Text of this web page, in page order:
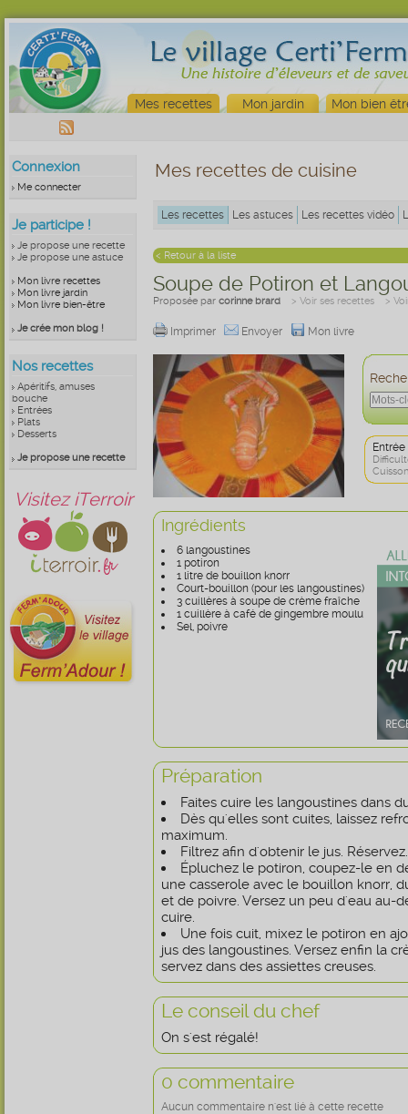
Mes recettes Mon jardin Mon bien
Connexion
Me connecter
Je participe !
Je propose une recette
Je propose une astuce
Mon livre recettes
Mon livre jardin
Mon livre bien-être
Je crée mon blog !
Nos recettes
Apéritifs, amuses
bouche
Entrées
Plats
Desserts
Je propose une recette
Visitez iTerroir
Mes recettes de cuisine
Les recettes Les astuces Les recettes vidéo
< Retour à la liste
Soupe de Potiron et
Proposée par corinne brard > Voir ses recettes >
Imprimer Envoyer Mon livre
Entrée
Ingrédients
6 langoustines
1 potiron
1 litre de bouillon knorr
Court-bouillon (pour les langoustines)
3 cuillères à soupe de crème fraîche
1 cuillère à café de gingembre moulu
Sel, poivre
Préparation
Faites cuire les langoustines dans
Dès qu'elles sont cuites, laissez
maximum.
Filtrez afin d'obtenir le jus. Réservez.
Épluchez le potiron, coupez-le en
une casserole avec le bouillon knorr,
et de poivre. Versez un peu d'eau au-
cuire.
Une fois cuit, mixez le potiron en
jus des langoustines. Versez enfin la
servez dans des assiettes creuses.
Le conseil du chef
On s'est régalé!
0 commentaire
Aucun commentaire n'est lié à cette recette